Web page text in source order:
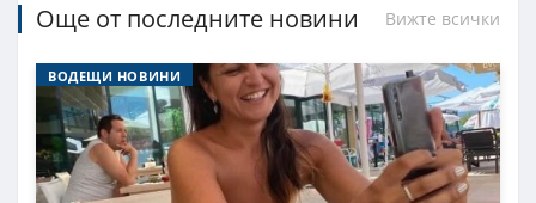
Още от последните новини Вижте всички
ВОДЕЩИ НОВИНИ